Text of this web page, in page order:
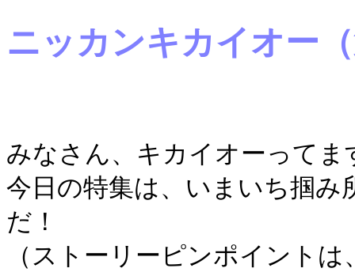
ニッカンキカイオー
みなさん、キカイオーってま
今日の特集は、いまいち掴み
だ！
（ストーリーピンポイント